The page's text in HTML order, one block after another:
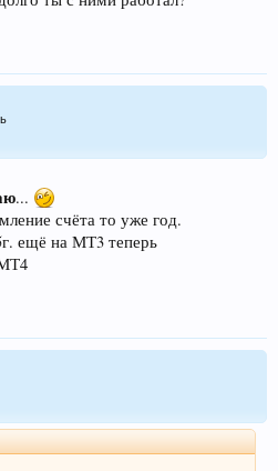
...
счёта то уже год.
ещё на МТ3 теперь